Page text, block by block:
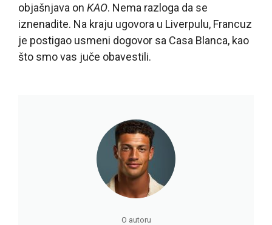
objašnjava on KAO. Nema razloga da se
iznenadite. Na kraju ugovora u Liverpulu, Francuz
je postigao usmeni dogovor sa Casa Blanca, kao
što smo vas juče obavestili.
O autoru